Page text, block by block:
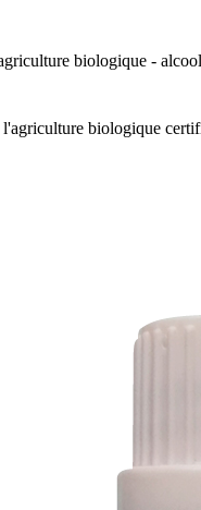
biologique -
biologique